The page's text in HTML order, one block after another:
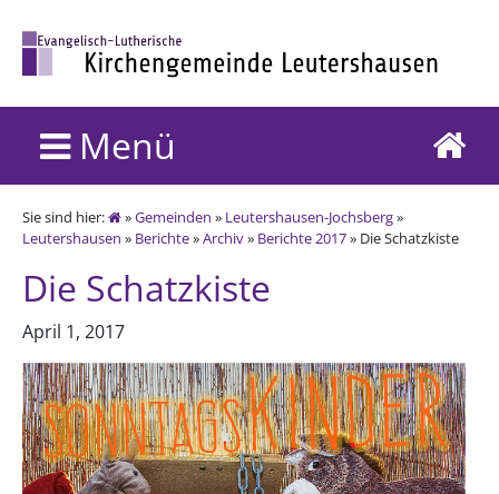
Menü
Sie sind hier: »Gemeinden » Leutershausen-Jochsberg»
Leutershausen » Berichte»Archiv» Berichte 2017» Die Schatzkiste
Die Schatzkiste
April 1, 2017